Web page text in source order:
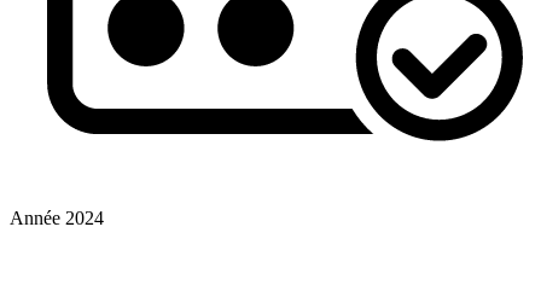
Année 2024